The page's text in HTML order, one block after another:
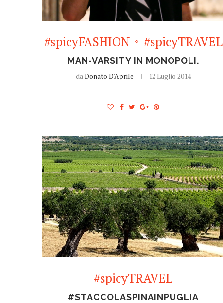
#spicyFASHION #spicyTRAVEL
MAN-VARSITY IN MONOPOLI.
da Donato D'Aprile 12 Luglio 2014
#spicyTRAVEL
#STACCOLASPINAINPUGLIA